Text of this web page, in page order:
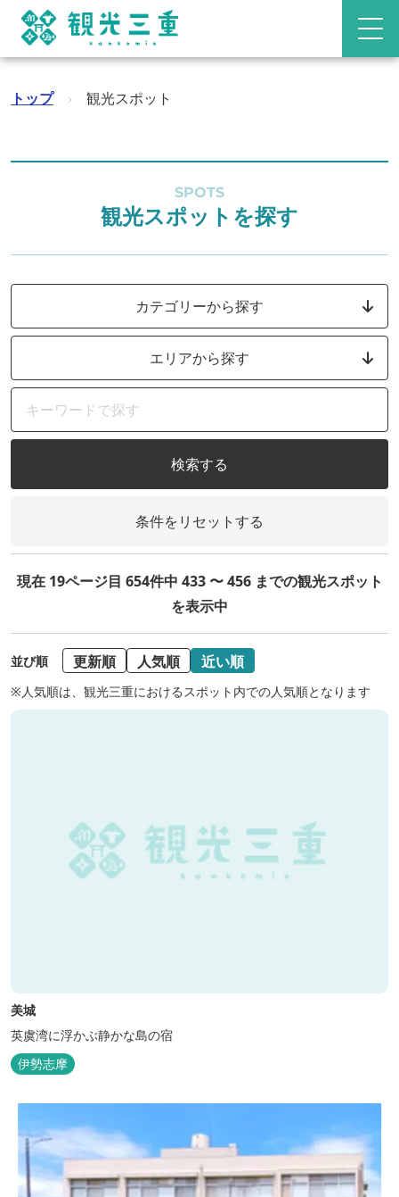
トップ › 観光スポット
SPOTS
観光スポットを探す
カテゴリーから探す
エリアから探す
検索する
条件をリセットする
現在 19ページ目 654件中 433 〜 456 までの観光スポット
を表示中
並び順 更新順 人気順 近い順
※人気順は、観光三重におけるスポット内での人気順となります
美城
英虞湾に浮かぶ静かな島の宿
伊勢志摩